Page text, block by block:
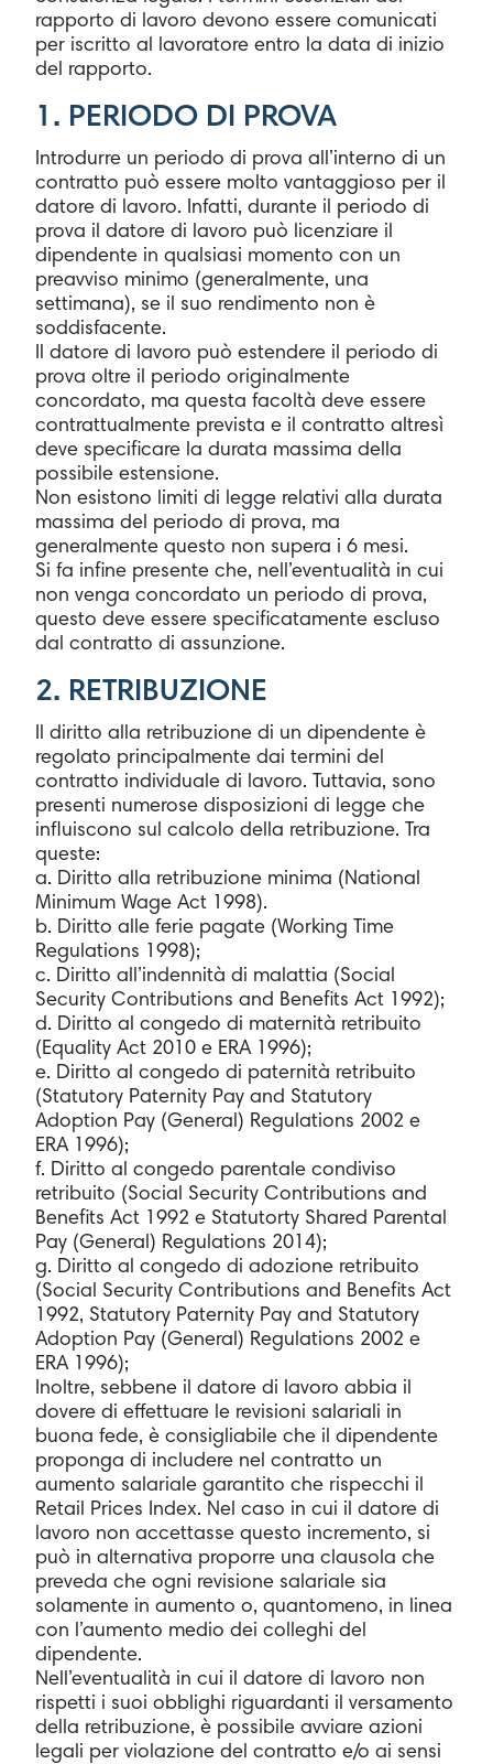
rapporto di lavoro devono essere comunicati
per iscritto al lavoratore entro la data di inizio
del rapporto.
1. PERIODO DI PROVA
Introdurre un periodo di prova all’interno di un
contratto può essere molto vantaggioso per il
datore di lavoro. Infatti, durante il periodo di
prova il datore di lavoro può licenziare il
dipendente in qualsiasi momento con un
preavviso minimo (generalmente, una
settimana), se il suo rendimento non è
soddisfacente.
Il datore di lavoro può estendere il periodo di
prova oltre il periodo originalmente
concordato, ma questa facoltà deve essere
contrattualmente prevista e il contratto altresì
deve specificare la durata massima della
possibile estensione.
Non esistono limiti di legge relativi alla durata
massima del periodo di prova, ma
generalmente questo non supera i 6 mesi.
Si fa infine presente che, nell’eventualità in cui
non venga concordato un periodo di prova,
questo deve essere specificatamente escluso
dal contratto di assunzione.
2. RETRIBUZIONE
Il diritto alla retribuzione di un dipendente è
regolato principalmente dai termini del
contratto individuale di lavoro. Tuttavia, sono
presenti numerose disposizioni di legge che
influiscono sul calcolo della retribuzione. Tra
queste:
a. Diritto alla retribuzione minima (National
Minimum Wage Act 1998).
b. Diritto alle ferie pagate (Working Time
Regulations 1998);
c. Diritto all’indennità di malattia (Social
Security Contributions and Benefits Act 1992);
d. Diritto al congedo di maternità retribuito
(Equality Act 2010 e ERA 1996);
e. Diritto al congedo di paternità retribuito
(Statutory Paternity Pay and Statutory
Adoption Pay (General) Regulations 2002 e
ERA 1996);
f. Diritto al congedo parentale condiviso
retribuito (Social Security Contributions and
Benefits Act 1992 e Statutorty Shared Parental
Pay (General) Regulations 2014);
g. Diritto al congedo di adozione retribuito
(Social Security Contributions and Benefits Act
1992, Statutory Paternity Pay and Statutory
Adoption Pay (General) Regulations 2002 e
ERA 1996);
Inoltre, sebbene il datore di lavoro abbia il
dovere di effettuare le revisioni salariali in
buona fede, è consigliabile che il dipendente
proponga di includere nel contratto un
aumento salariale garantito che rispecchi il
Retail Prices Index. Nel caso in cui il datore di
lavoro non accettasse questo incremento, si
può in alternativa proporre una clausola che
preveda che ogni revisione salariale sia
solamente in aumento o, quantomeno, in linea
con l’aumento medio dei colleghi del
dipendente.
Nell’eventualità in cui il datore di lavoro non
rispetti i suoi obblighi riguardanti il versamento
della retribuzione, è possibile avviare azioni
legali per violazione del contratto e/o ai sensi